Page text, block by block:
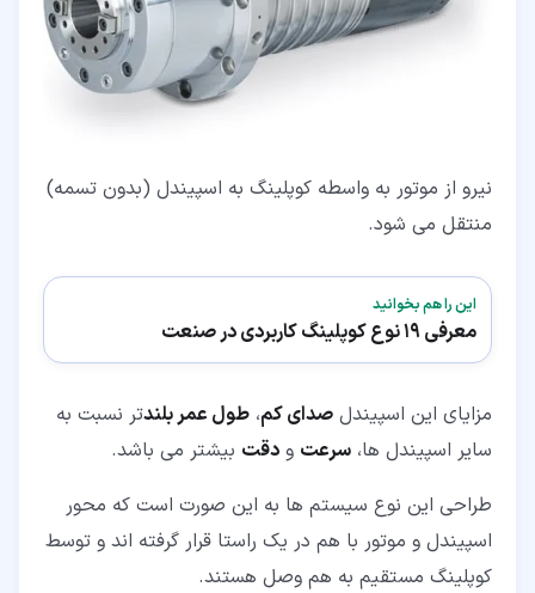
نیرو از موتور به واسطه کوپلینگ به اسپیندل (بدون تسمه)
منتقل می شود.
این را هم بخوانید
معرفی 19 نوع کوپلینگ کاربردی در صنعت
مزایای این اسپیندل صدای کم، طول عمر بلندتر نسبت به
سایر اسپیندل ها، سرعت و دقت بیشتر می باشد.
طراحی این نوع سیستم ها به این صورت است که محور
اسپیندل و موتور با هم در یک راستا قرار گرفته اند و توسط
کوپلینگ مستقیم به هم وصل هستند.